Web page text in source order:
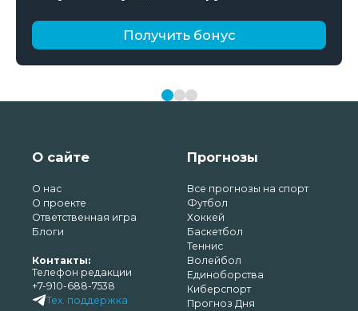
Получить бонус
О сайте
О нас
О проекте
Ответственная игра
Блоги
Контакты:
Телефон редакции
+7-910-688-7538
Тех. поддержка
Прогнозы
Все прогнозы на спорт
Футбол
Хоккей
Баскетбол
Теннис
Волейбол
Единоборства
Киберспорт
Прогноз Дня